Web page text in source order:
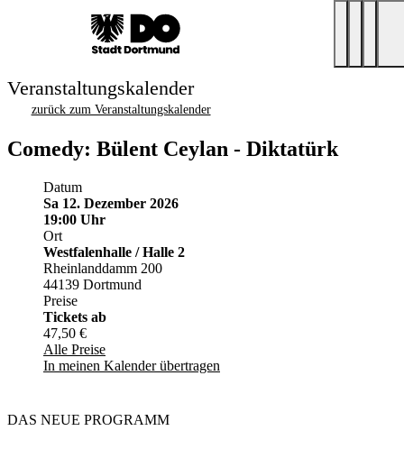
Veranstaltungskalender
zurück zum Veranstaltungskalender
Comedy: Bülent Ceylan - Diktatürk
Datum
Sa 12. Dezember 2026
19:00 Uhr
Ort
Westfalenhalle / Halle 2
Rheinlanddamm 200
44139 Dortmund
Preise
Tickets ab
47,50 €
Alle Preise
In meinen Kalender übertragen
DAS NEUE PROGRAMM